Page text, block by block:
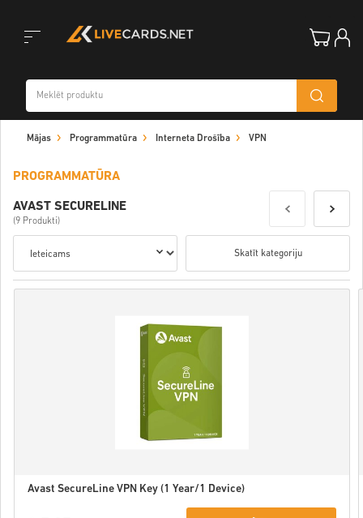
Mājas Programmatūra Interneta Drošība VPN
PROGRAMMATŪRA
AVAST SECURELINE
(9 Produkti)
Skatīt kategoriju
Avast SecureLine VPN Key (1 Year/1 Device)